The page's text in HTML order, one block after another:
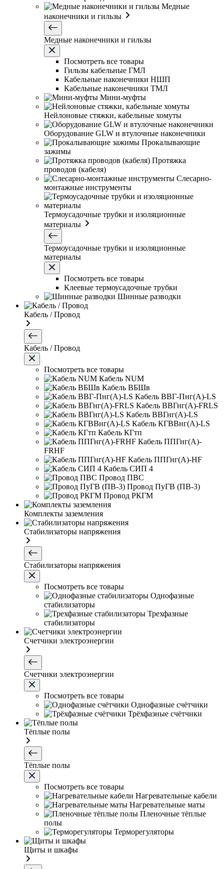
Медные
наконечники и гильзы
Медные наконечники и гильзы
Посмотреть все товары
Гильзы кабельные ГМЛ
Кабельные наконечники НШП
Кабельные наконечники ТМЛ
Мини-муфты
Нейлоновые стяжки, кабельные хомуты
Оборудование GLW и втулочные наконечники
Прокалывающие
зажимы
Протяжка
проводов (кабеля)
Слесарно-
монтажные инструменты
Термоусадочные трубки и изоляционные
материалы
Термоусадочные трубки и изоляционные
материалы
Посмотреть все товары
Клеевые термоусадочные трубки
Шинные разводки
Кабель / Провод
Кабель / Провод
Посмотреть все товары
Кабель NUM
Кабель ВБШв
Кабель ВВГ-Пнг(А)-LS
Кабель ВВГнг(А)-FRLS
Кабель ВВГнг(А)-LS
Кабель КГВВнг(А)-LS
Кабель КГтп
Кабель ППГнг(А)-
FRHF
Кабель ППГнг(А)-HF
Кабель СИП 4
Провод ПВС
Провод ПуГВ (ПВ-3)
Провод РКГМ
Комплекты заземления
Стабилизаторы напряжения
Стабилизаторы напряжения
Посмотреть все товары
Однофазные
стабилизаторы
Трехфазные
стабилизаторы
Счетчики электроэнергии
Счетчики электроэнергии
Посмотреть все товары
Однофазные счётчики
Трёхфазные счётчики
Тёплые полы
Тёплые полы
Посмотреть все товары
Нагревательные кабели
Нагревательные маты
Пленочные тёплые
полы
Терморегуляторы
Щиты и шкафы